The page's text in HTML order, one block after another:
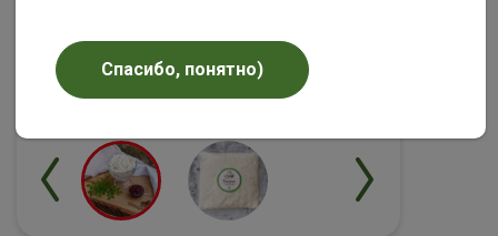
Спасибо, понятно)